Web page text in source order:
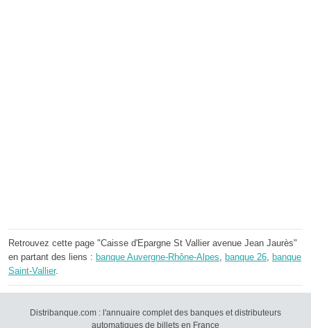
Retrouvez cette page "Caisse d'Epargne St Vallier avenue Jean Jaurès"
en partant des liens : banque Auvergne-Rhône-Alpes banque 26
banque
Saint-Vallier.
Distribanque.com : l'annuaire complet des banques et distributeurs
automatiques de billets en France